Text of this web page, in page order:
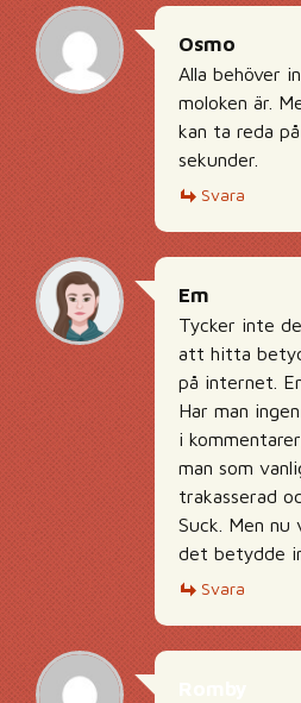
Osmo
Alla behöver
moloken är.
kan ta reda
sekunder.
Svara
Em
Tycker inte
att hitta
på internet.
Har man
i
man som
trakasserad
Suck. Men
det betydde
Svara